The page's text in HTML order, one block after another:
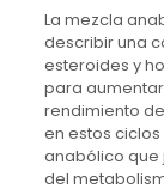
La mezcla
describir una
esteroides y
para
rendimiento
en estos
anabólico que
del